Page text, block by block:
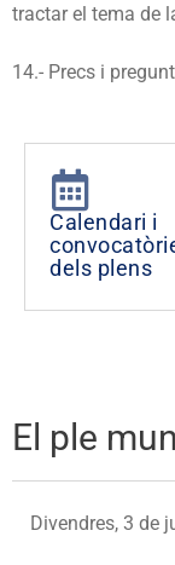
tractar el tema de
14.- Precs i
Calendari i
dels plens
El ple
Divendres, 3 de